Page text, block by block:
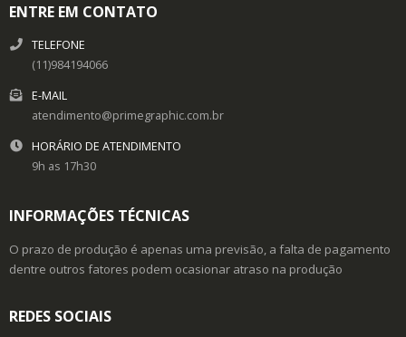
ENTRE EM CONTATO
TELEFONE
(11)984194066
E-MAIL
atendimento@primegraphic.com.br
HORÁRIO DE ATENDIMENTO
9h as 17h30
INFORMAÇÕES TÉCNICAS
O prazo de produção é apenas uma previsão, a falta de pagamento
dentre outros fatores podem ocasionar atraso na produção
REDES SOCIAIS